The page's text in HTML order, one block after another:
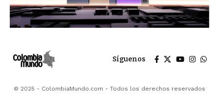
Síguenos
© 2025 - ColombiaMundo.com - Todos los derechos reservados